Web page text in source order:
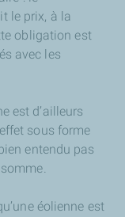
le prix, à la
obligation est
avec les
est d’ailleurs
sous forme
entendu pas
éolienne est